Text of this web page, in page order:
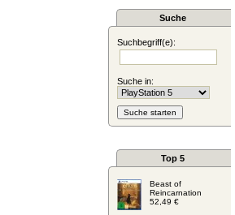
Suche
Suchbegriff(e):
Suche in:
Top 5
Beast of
Reincarnation
52,49 €